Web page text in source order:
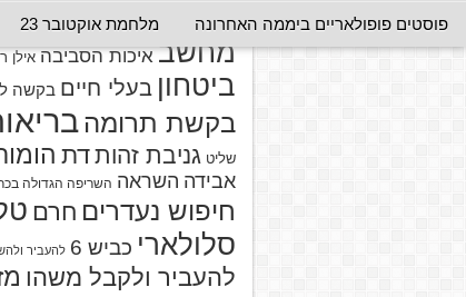
פוסטים פופולאריים ביממה האחרונה מלחמת אוקטובר 23
מפני מוצריםאזהרת
מחשב איכות הסביבה אילן
ביטחון בעלי חיים בקשה
בקשת תרומה
שליט גניבת זהותדת
אבידה השראה השריפה הגדולה
חיפוש נעדרים חרם
סלולארי כביש 6 להעביר
להעביר ולקבל משהו